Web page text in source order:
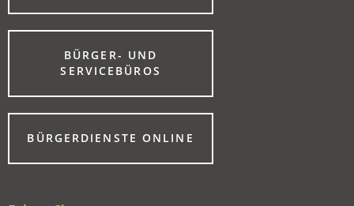
EINEM
NEUEN
BÜRGER- UND
SERVICEBÜROS
(ÖFFNET
EINEM
NEUEN
TAB)BÜRGERDIENSTE ONLINE
(ÖFFNET
EINEM
TAB)